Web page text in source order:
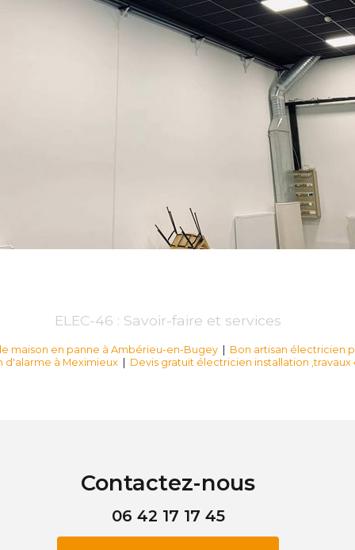
ELEC-46 : Savoir-faire et services
maison en panne à Ambérieu-en-Bugey
Bon artisan électricien
à Meximieux| Devis gratuit électricien installation
Contactez-nous
06 42 17 17 45